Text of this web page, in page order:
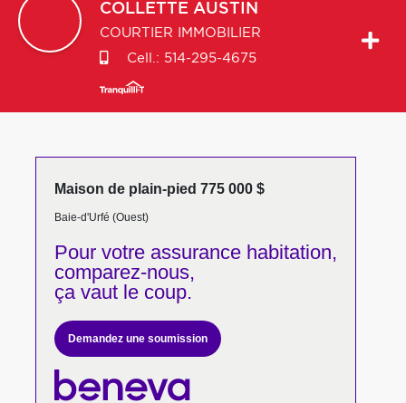
COLLETTE AUSTIN
COURTIER IMMOBILIER
Cell.: 514-295-4675
Maison de plain-pied 775 000 $
Baie-d'Urfé (Ouest)
Pour votreassurance habitation,
comparez-nous,
ça vaut le coup.
Demandez une soumission